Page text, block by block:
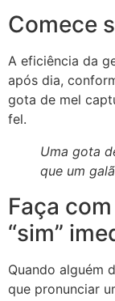
Comece
A eficiência da
após dia,
gota de mel
fel.
Uma gota
que um
Faça
“sim”
Quando alguém
que pronunciar